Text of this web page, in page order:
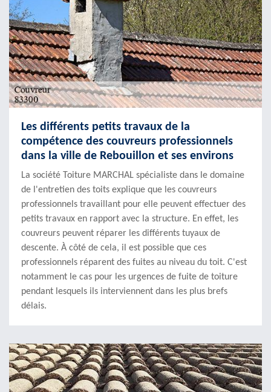
Les différents petits travaux de la
compétence des couvreurs professionnels
dans la ville de Rebouillon et ses environs
La société Toiture MARCHAL spécialiste dans le domaine
de l'entretien des toits explique que les couvreurs
professionnels travaillant pour elle peuvent effectuer des
petits travaux en rapport avec la structure. En effet, les
couvreurs peuvent réparer les différents tuyaux de
descente. À côté de cela, il est possible que ces
professionnels réparent des fuites au niveau du toit. C'est
notamment le cas pour les urgences de fuite de toiture
pendant lesquels ils interviennent dans les plus brefs
délais.